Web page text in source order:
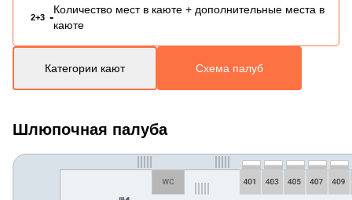
2+3 -
Количество мест в каюте + дополнительные места в
каюте
Категории кают Схема палуб
Шлюпочная палуба